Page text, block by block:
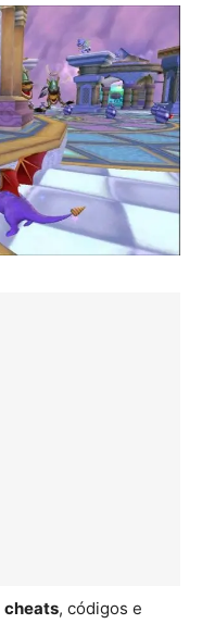
cheats, códigos e